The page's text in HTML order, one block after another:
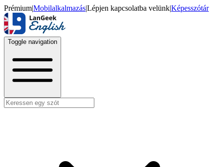
Prémium|Mobilalkalmazás|Lépjen kapcsolatba velünk|Képesszótár
Toggle navigation